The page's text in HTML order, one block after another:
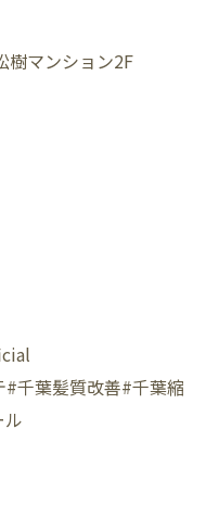
樹マンション2F⁡
千葉髪質改善#千葉縮